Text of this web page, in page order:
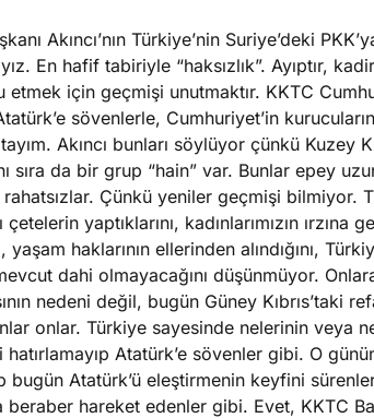
Otomobil Yazıları
Akıncı’nın Türkiye’nin Suriye’deki
En hafif tabiriyle “haksızlık”. Ayıptır,
için geçmişi unutmaktır. KKTC
sövenlerle, Cumhuriyet’in
Akıncı bunları söylüyor çünkü Kuzey
sıra da bir grup “hain” var. Bunlar epey
Çünkü yeniler geçmişi bilmiyor.
yaptıklarını, kadınlarımızın ırzına
haklarının ellerinden alındığını,
dahi olmayacağını düşünmüyor.
nedeni değil, bugün Güney Kıbrıs’taki
onlar. Türkiye sayesinde nelerinin veya
Atatürk’e sövenler gibi. O
Atatürk’ü eleştirmenin keyfini
beraber hareket edenler gibi. Evet, KKTC